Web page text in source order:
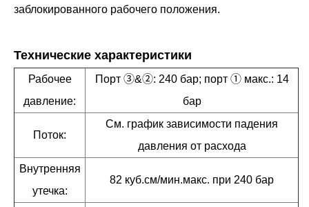
заблокированного рабочего положения.
Технические характеристики
Рабочее
давление:
Порт ③&②: 240 бар; порт ① макс.: 14
бар
Поток:
См. график зависимости падения
давления от расхода
Внутренняя
утечка:
82 куб.см/мин.макс. при 240 бар